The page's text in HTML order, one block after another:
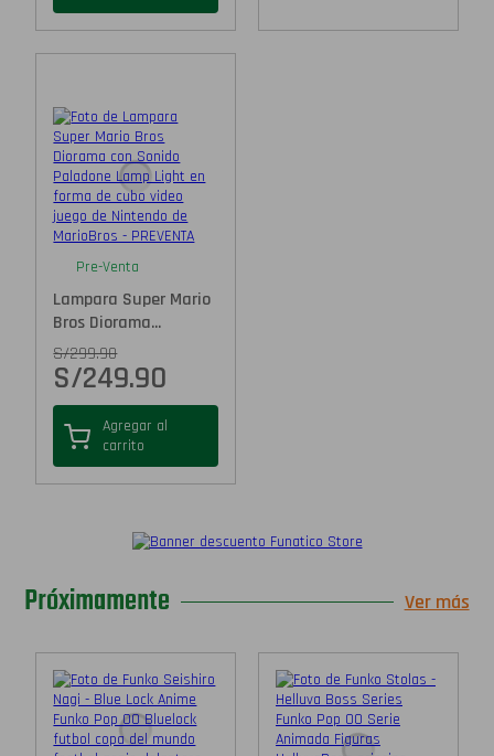
Pre-Venta
Lampara Super Mario
Bros Diorama...
S/299.90
S/249.90
Agregar al
carrito
Próximamente Ver más